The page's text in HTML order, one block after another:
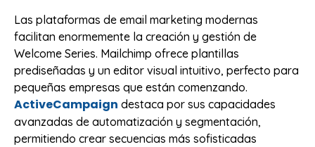
Las plataformas de email marketing modernas
facilitan enormemente la creación y gestión de
Welcome Series. Mailchimp ofrece plantillas
prediseñadas y un editor visual intuitivo, perfecto para
pequeñas empresas que están comenzando.
ActiveCampaign destaca por sus capacidades
avanzadas de automatización y segmentación,
permitiendo crear secuencias más sofisticadas